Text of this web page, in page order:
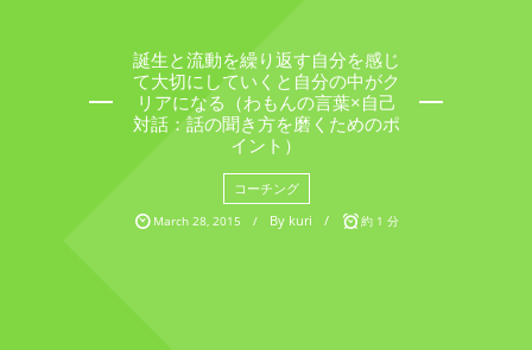
誕生と流動を繰り返す自分を感じ
て大切にしていくと自分の中がク
リアになる（わもんの言葉×自己
対話：話の聞き方を磨くためのポ
イント）
コーチング
March 28, 2015 By kuri 約 1 分